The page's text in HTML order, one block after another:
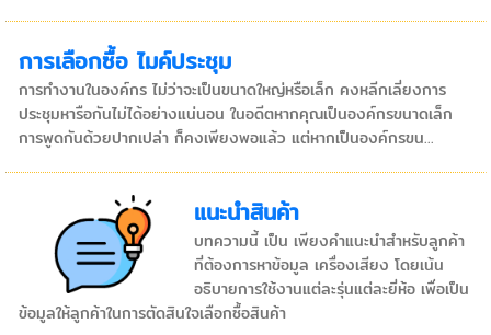
การเลือกซื้อ ไมค์ประชุม
การทำงานในองค์กร ไม่ว่าจะเป็นขนาดใหญ่หรือเล็ก คงหลีกเลี่ยงการ
ประชุมหารือกันไม่ได้อย่างแน่นอน ในอดีตหากคุณเป็นองค์กรขนาดเล็ก
การพูดกันด้วยปากเปล่า ก็คงเพียงพอแล้ว แต่หากเป็นองค์กรขน...
แนะนำสินค้า
บทความนี้ เป็น เพียงคำแนะนำสำหรับลูกค้า
ที่ต้องการหาข้อมูล เครื่องเสียง โดยเน้น
อธิบายการใช้งานแต่ละรุ่นแต่ละยี่ห้อ เพื่อเป็น
ข้อมูลให้ลูกค้าในการตัดสินใจเลือกซื้อสินค้า